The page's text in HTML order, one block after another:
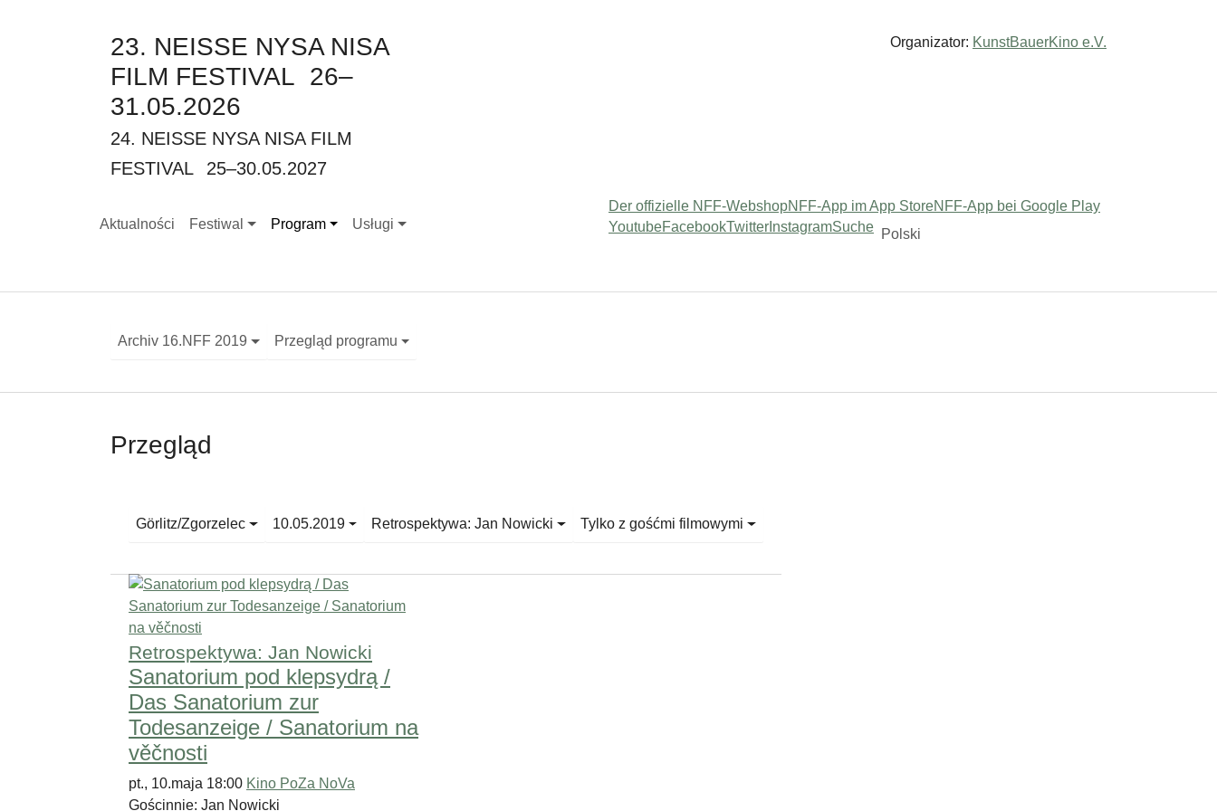
23. NEISSE NYSA NISA
FILM FESTIVAL 26–
31.05.2026
24. NEISSE NYSA NISA FILM
FESTIVAL
25–30.05.2027
Organizator: KunstBauerKino e.V.
Aktualności Festiwal
Submenu for "Festiwal"
Program
Submenu for "Program"
Usługi
Submenu for "Usługi"
Der offizielle NFF-WebshopNFF-App im App StoreNFF-App bei Google Play
YoutubeFacebookTwitter InstagramSuche Polski
Archiv 16.NFF 2019 Przegląd programu
Przegląd
Görlitz/Zgorzelec 10.05.2019 Retrospektywa: Jan Nowicki Tylko z gośćmi filmowymi
Retrospektywa: Jan Nowicki
Sanatorium pod klepsydrą /
Das Sanatorium zur
Todesanzeige / Sanatorium na
věčnosti
pt., 10.maja 18:00 Kino PoZa NoVa
Gościnnie: Jan Nowicki